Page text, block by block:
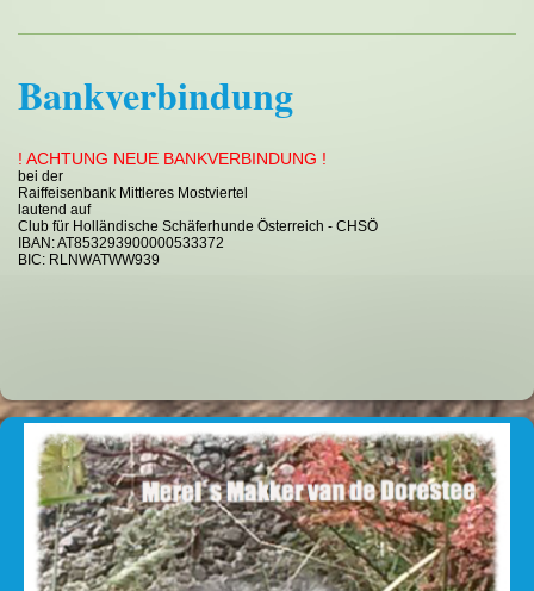
Bankverbindung
! ACHTUNG NEUE BANKVERBINDUNG !
bei der
Raiffeisenbank Mittleres Mostviertel
lautend auf
Club für Holländische Schäferhunde Österreich - CHSÖ
IBAN: AT853293900000533372
BIC: RLNWATWW939